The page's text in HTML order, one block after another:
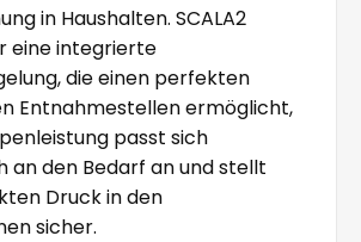
in Haushalten. SCALA2
eine integrierte
die einen perfekten
Entnahmestellen ermöglicht,
passt sich
an den Bedarf an und stellt
Druck in den
sicher.